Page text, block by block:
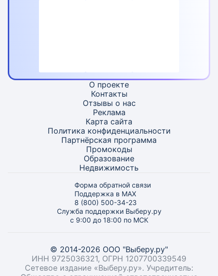
О проекте
Контакты
Отзывы о нас
Реклама
Карта сайта
Политика конфиденциальности
Партнёрская программа
Промокоды
Образование
Недвижимость
Форма обратной связи
Поддержка в MAX
8 (800) 500-34-23
Служба поддержки Выберу.ру
с 9:00 до 18:00 по МСК
© 2014-2026 ООО "Выберу.ру"
ИНН 9725036321, ОГРН 1207700339549
Сетевое издание «Выберу.ру». Учредитель: